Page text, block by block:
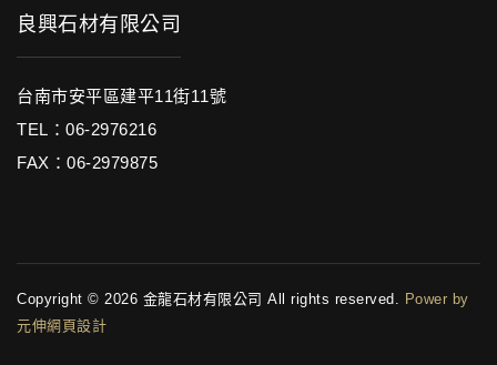
良興石材有限公司
台南市安平區建平11街11號
TEL：06-2976216
FAX：06-2979875
Copyright © 2026 金龍石材有限公司 All rights reserved. Power by
元伸網頁設計